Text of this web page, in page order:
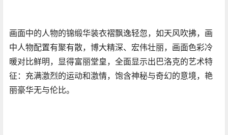
画面中的人物的锦缎华装衣褶飘逸轻忽，如天风吹拂，画
中人物配置有聚有散，博大精深、宏伟壮丽，画面色彩冷
暖对比鲜明，显得富丽堂皇，全面显示出巴洛克的艺术特
征：充满激烈的运动和激情，饱含神秘与奇幻的意境，艳
丽豪华无与伦比。